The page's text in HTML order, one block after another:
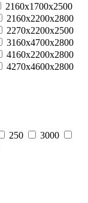
2160х1700х2500
2160х2200х2800
2270х2200х2500
3160х4700х2800
4160х2200х2800
4270х4600х2800
250
3000